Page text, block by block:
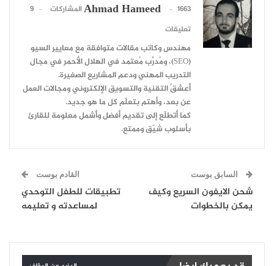
Ahmad Hameed 1663 المشاركات
9
تعليقات
مهندس وكاتب مقالات متوافقة مع معايير السيو
(SEO)، ومُدرِّب مُعتمد في الهلال الأحمر في مجال
التدريب المهني ودعم المشاريع الصغيرة.
أعشقُ التقنية والتسويق الإلكتروني ومجالات العمل
عن بعد، وأهتم بتعلّم كل ما هو جديد.
كما أتطلّع إلى تقديم أفضل وأشمل معلومة للقارئ
بأسلوب شيّق وممتع.
السابق بوست
شحن الايفون السريع وكيف
يمكن بالخطوات
القادم بوست
تطبيقات للطفل التوحدي
لمساعدته و تعليمه